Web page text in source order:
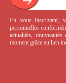
En vous inscrivant,
personnelles
actualités,
moment grâce au lien